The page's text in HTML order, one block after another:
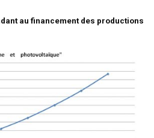
au financement des productions